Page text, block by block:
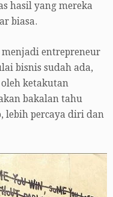
hasil yang mereka
biasa.
entrepreneur
bisnis sudah ada,
ketakutan
bakalan tahu
lebih percaya diri dan